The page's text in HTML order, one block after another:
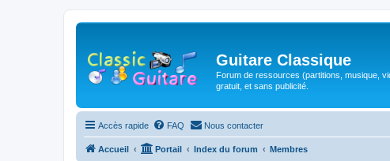
Guitare Classique
Forum de ressources (partitions, musique,
gratuit, et sans publicité.
Accès rapide FAQ Nous contacter
Accueil Portail Index du forum Membres